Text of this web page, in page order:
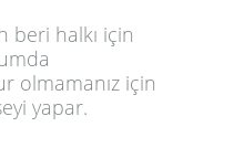
beri halkı için
olmamanız için
yapar.